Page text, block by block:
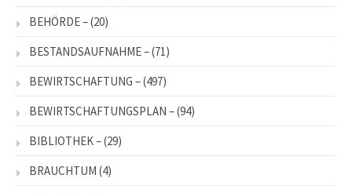
BEHÖRDE –(20)
BESTANDSAUFNAHME –(71)
BEWIRTSCHAFTUNG –(497)
BEWIRTSCHAFTUNGSPLAN –(94)
BIBLIOTHEK –(29)
BRAUCHTUM (4)